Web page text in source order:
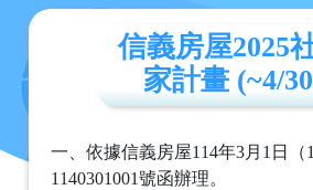
信義房屋2025
家計畫 (~4/
一、依據信義房屋114年3月1日（
1140301001號函辦理。